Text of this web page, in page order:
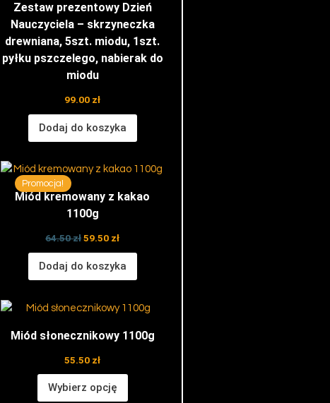
Zestaw prezentowy Dzień
Nauczyciela – skrzyneczka
drewniana, 5szt. miodu, 1szt.
pyłku pszczelego, nabierak do
miodu
99.00 zł
Dodaj do koszyka
Promocja!
Miód kremowany z kakao
1100g
64.50zł
Pierwotna
cena
wynosiła:
64.50 zł.
59.50 zł
Aktualna
wynosi:
59.50 zł.
Dodaj do koszyka
Miód słonecznikowy 1100g
55.50 zł
Wybierz opcję